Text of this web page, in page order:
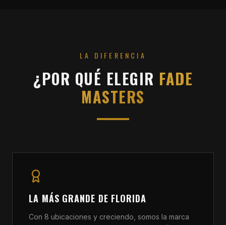
LA DIFERENCIA
¿POR QUÉ ELEGIR FADE
MASTERS
LA MÁS GRANDE DE FLORIDA
Con 8 ubicaciones y creciendo, somos la marca